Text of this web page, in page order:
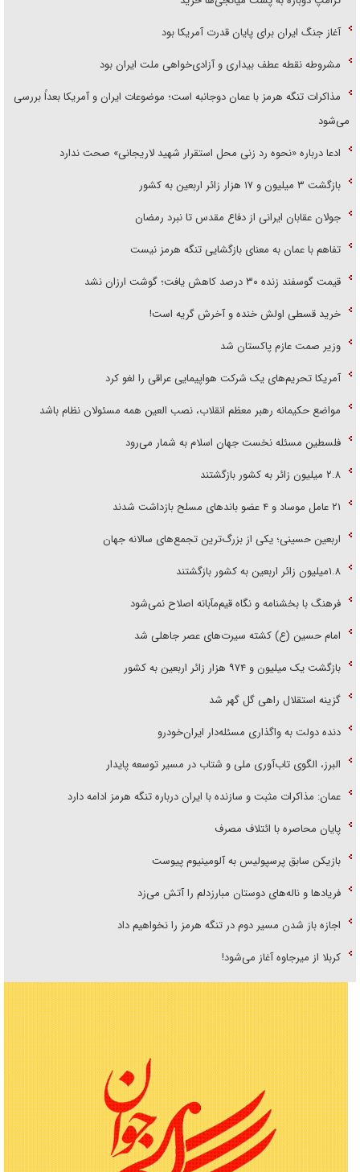
آغاز جنگ ایران برای پایان قدرت آمریکا بود
مشروطه نقطه عطف بیداری و آزادی‌خواهی ملت ایران بود
مذاکرات تنگه هرمز با عمان دوجانبه است؛ موضوعات ایران و آمریکا بعداً بررسی
می‌شود
ادعا درباره «نحوه رد زنی محل استقرار شهید لاریجانی» صحت ندارد
بازگشت ۳ میلیون و ۱۷ هزار زائر اربعین به کشور
جولان عقابان ایرانی از دفاع مقدس تا نبرد رمضان
تفاهم با عمان به معنای بازگشایی تنگه هرمز نیست
قیمت گوسفند زنده ۳۰ درصد کاهش یافت؛ گوشت ارزان نشد
خرید قسطی اولش خنده و آخرش گریه است!
وزیر صمت عازم پاکستان شد
آمریکا تحریم‌های یک شرکت هواپیمایی عراقی را لغو کرد
مواضع حکیمانه رهبر معظم انقلاب، نصب العین همه مسئولان نظام باشد
فلسطین مسئله نخست جهان اسلام به شمار می‌رود
۲.۸ میلیون زائر به کشور بازگشتند
۲۱ عامل موساد و ۴ عضو باند‌های مسلح بازداشت شدند
اربعین حسینی؛ یکی از بزرگ‌ترین تجمع‌های سالانه جهان
۱.۸میلیون زائر اربعین به کشور بازگشتند
فرهنگ با بخشنامه و نگاه قیم‌مآبانه اصلاح نمی‌شود
امام حسین (ع) کشته سیرت‌های عصر جاهلی شد
بازگشت یک میلیون و ۹۷۴ هزار زائر اربعین به کشور
گزینه استقلال راهی گل گهر شد
دنده دولت به واگذاری مسئله‌دار ایران‌خودرو
البرز، الگوی تاب‌آوری ملی و شتاب در مسیر توسعه پایدار
عمان: مذاکرات مثبت و سازنده با ایران درباره تنگه هرمز ادامه دارد
پایان محاصره با ائتلاف مصرف
بازیکن سابق پرسپولیس به آلومینیوم پیوست
فریاد‌ها و ناله‌های دوستان مبارزدلم را آتش می‌زد
اجازه باز شدن مسیر دوم در تنگه هرمز را نخواهیم داد
کربلا از میرجاوه آغاز می‌شود!